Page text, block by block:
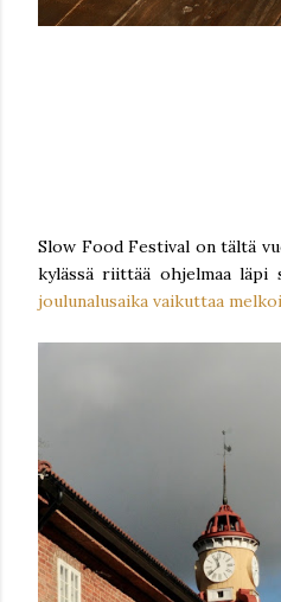
Slow Food Festival on tältä
kylässä riittää ohjelmaa läpi
joulunalusaika vaikuttaa